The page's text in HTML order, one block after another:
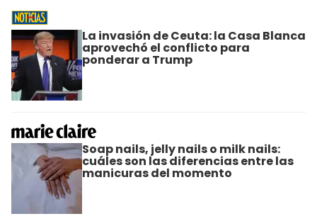
La invasión de Ceuta: la Casa Blanca
aprovechó el conflicto para
ponderar a Trump
Soap nails, jelly nails o milk nails:
cuáles son las diferencias entre las
manicuras del momento